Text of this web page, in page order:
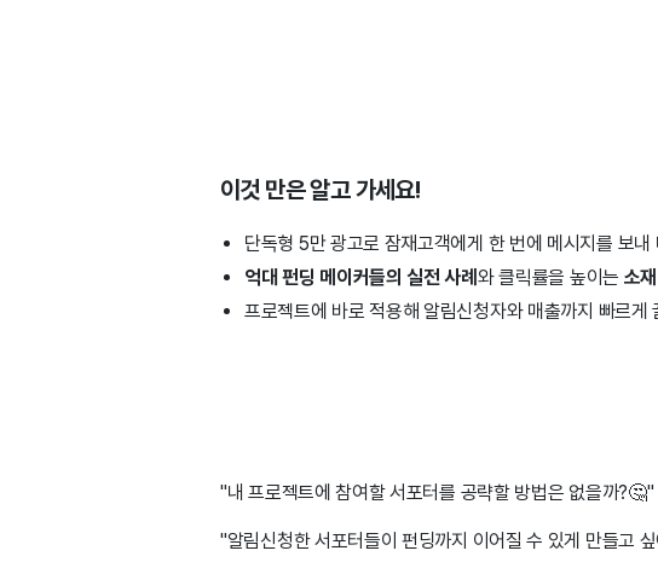
이것 만은 알고 가세요!
단독형 5만 광고로 잠재고객에게 한 번에 메시지를 보
억대 펀딩 메이커들의 실전 사례 와 클릭률을 높이는 소
프로젝트에 바로 적용해 알림신청자와 매출까지 빠르게
"내 프로젝트에 참여할 서포터를 공략할 방법은 없을까?🤔"
"알림신청한 서포터들이 펀딩까지 이어질 수 있게 만들고